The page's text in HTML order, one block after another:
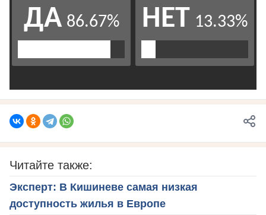
Читайте также:
Эксперт: В Кишиневе самая низкая
доступность жилья в Европе